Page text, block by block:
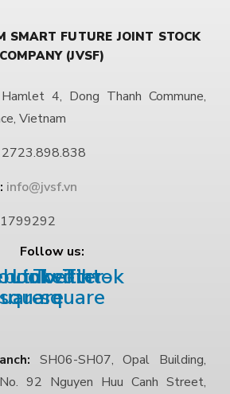
SMART FUTURE JOINT STOCK
COMPANY (JVSF)
Hamlet 4, Dong Thanh Commune,
Vietnam
info@jvsf.vn
Follow us:
Linkedin
Twitter-
square
Tiktok
SH06-SH07, Opal Building,
92 Nguyen Huu Canh Street,